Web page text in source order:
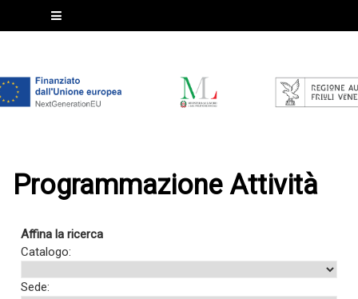
Programmazione Attività
Affina la ricerca
Catalogo:
Sede: